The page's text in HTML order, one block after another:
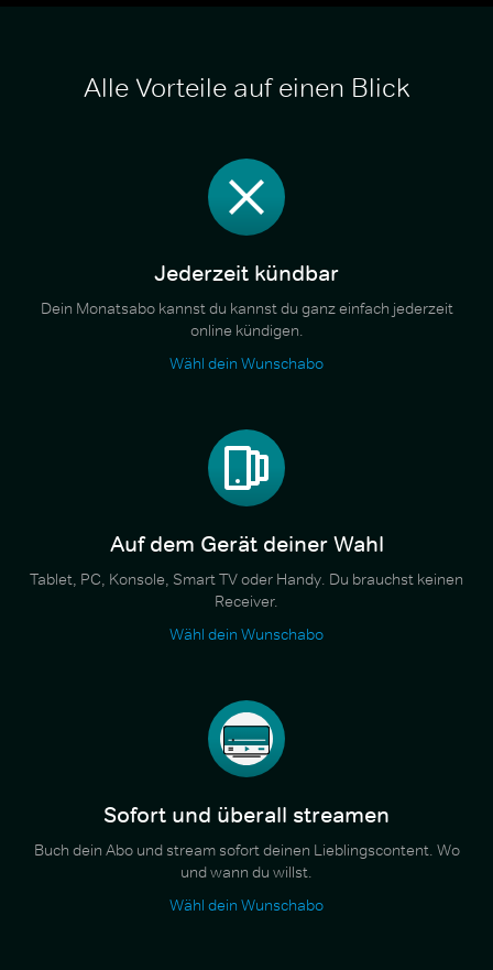
Alle Vorteile auf einen Blick
Jederzeit kündbar
Dein Monatsabo kannst du kannst du ganz einfach jederzeit
online kündigen.
Wähl dein Wunschabo
Auf dem Gerät deiner Wahl
Tablet, PC, Konsole, Smart TV oder Handy. Du brauchst keinen
Receiver.
Wähl dein Wunschabo
Sofort und überall streamen
Buch dein Abo und stream sofort deinen Lieblingscontent. Wo
und wann du willst.
Wähl dein Wunschabo